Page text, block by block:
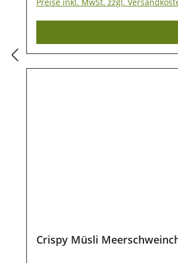
Lagerung Damit unsere
direkter Sonneneinstrahlung
Crispy Müsli